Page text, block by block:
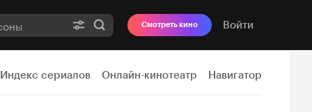
Смотреть кино Войти
Индекс сериалов Онлайн-кинотеатр Навигатор